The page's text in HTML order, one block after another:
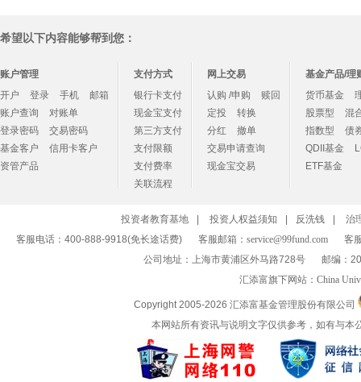
希望以下内容能够帮到您：
账户管理
开户
登录 手机
邮箱
账户查询
对账单
登录密码
交易密码
基金客户
信用卡客户
资管产品
支付方式
银行卡支付
现金宝支付
第三方支付
支付限额
支付费率
关联流程
网上交易
认购 /申购
赎回
定投
转换
分红
撤单
交易申请查询
现金宝交易
基金产品/理
货币基金
股票型
混
指数型
债
QDII基金
ETF基金
投资者教育基地 投资人权益须知 反洗钱
治
客服电话：400-888-9918(免长途话费)
客服邮箱： service@99fund.com
客
公司地址：上海市黄浦区外马路728号
邮编：
汇添富旗下网站： China
Copyright 2005-2026 汇添富基金管理股份有限公司
本网站所有资讯与说明文字仅供参考，如有与本